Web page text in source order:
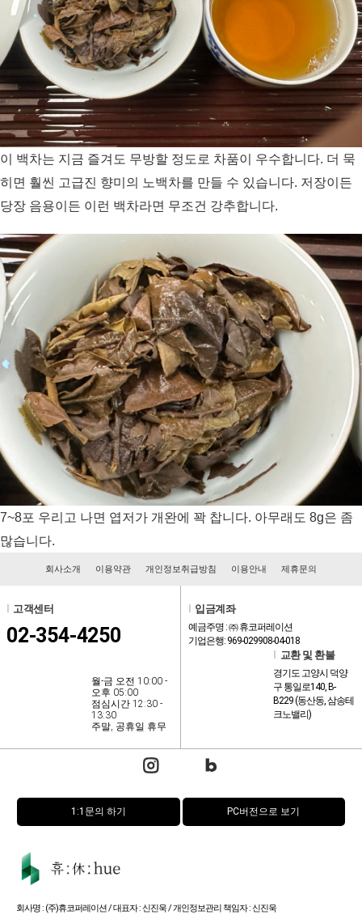
이 백차는 지금 즐겨도 무방할 정도로 차품이 우수합니다. 더 묵
히면 훨씬 고급진 향미의 노백차를 만들 수 있습니다. 저장이든
당장 음용이든 이런 백차라면 무조건 강추합니다.
7~8포 우리고 나면 엽저가 개완에 꽉 찹니다. 아무래도 8g은 좀
많습니다.
회사소개 이용약관 개인정보취급방침 이용안내 제휴문의
고객센터
02-354-4250
월-금 오전 10:00 -
오후 05:00
점심시간 12:30 -
13:30
주말, 공휴일 휴무
입금계좌
예금주명 : ㈜ 휴코퍼레이션
기업은행: 969-029908-04-018
교환 및 환불
경기도 고양시 덕양
구 통일로140, B-
B229 (동산동, 삼송테
크노밸리)
1:1문의 하기 PC버전으로 보기
회사명 : (주)휴코퍼레이션 / 대표자 : 신진욱 / 개인정보관리 책임자 : 신진욱